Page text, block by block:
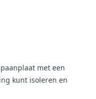
met een
kunt isoleren en